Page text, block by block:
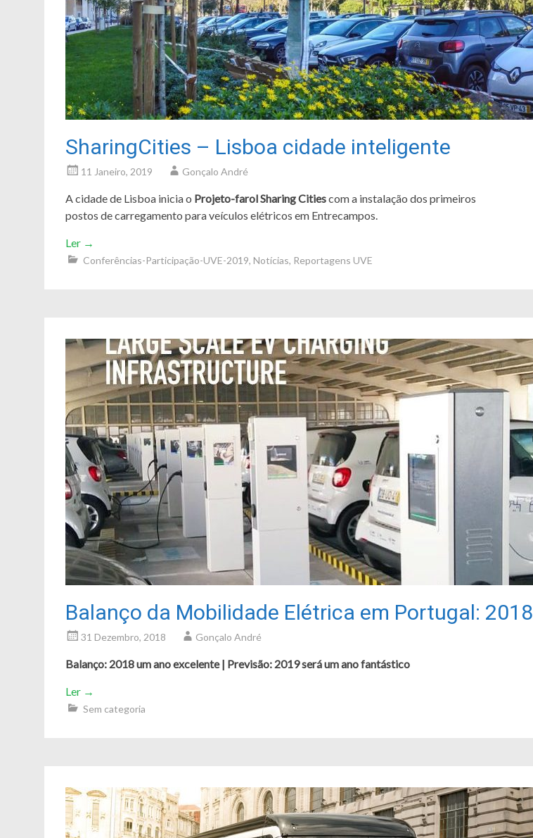
SharingCities – Lisboa cidade inteligente
11 Janeiro, 2019 Gonçalo André
A cidade de Lisboa inicia o Projeto-farol Sharing Citiescom a instalação dos primeiros
postos de carregamento para veículos elétricos em Entrecampos.
Ler →
Conferências-Participação-UVE-2019, Notícias, Reportagens UVE
Balanço da Mobilidade Elétrica em Portugal: 2018
31 Dezembro, 2018 Gonçalo André
Balanço: 2018 um ano excelente | Previsão: 2019 será um ano fantástico
Ler →
Sem categoria